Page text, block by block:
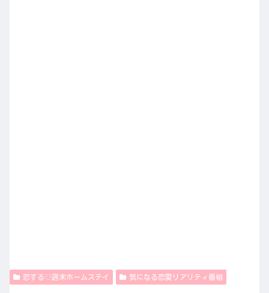
恋する♡週末ホームステイ 気になる恋愛リアリティ番組